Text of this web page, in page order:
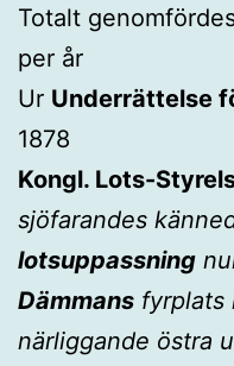
Totalt
per år
Ur Underrättelse
1878
Kongl. Lots-
sjöfarandes
lotsuppassning
Dämmans fyrplats
närliggande östra